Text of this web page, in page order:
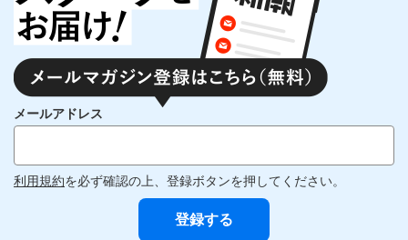
メールアドレス
利用規約を必ず確認の上、登録ボタンを押してください。